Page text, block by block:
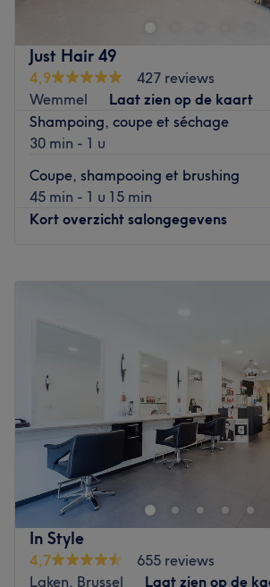
Just Hair 49
4,9
427 reviews
Wemmel
Laat zien op de kaart
Shampoing, coupe et séchage
30 min - 1 u
Coupe, shampooing et brushing
45 min - 1 u 15 min
Kort overzicht salongegevens
Donderdag
Vrijdag
Zaterdag
Zondag
Bienvenu chez Just Hair 49, un salon de
Zellik dans le Brabant Flamand, à
de Jette.
Transports publics les plus proches :
Proche de la gare de Berchem-Sainte-
In Style
4,7
655 reviews
Laken, Brussel
Laat zien op de